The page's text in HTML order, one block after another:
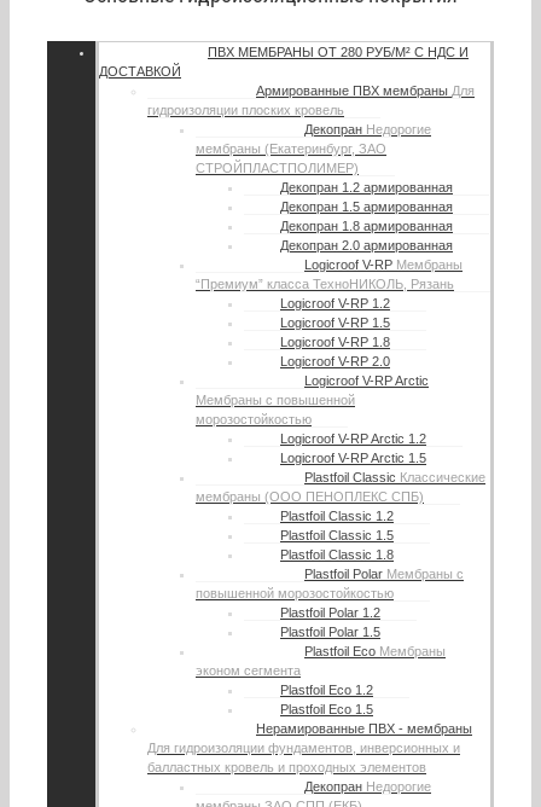
ПВХ МЕМБРАНЫ ОТ 280 РУБ/М² С НДС И
ДОСТАВКОЙ
Армированные ПВХ мембраны Для
гидроизоляции плоских кровель
Декопран Недорогие
мембраны (Екатеринбург, ЗАО
СТРОЙПЛАСТПОЛИМЕР)
Декопран 1.2 армированная
Декопран 1.5 армированная
Декопран 1.8 армированная
Декопран 2.0 армированная
Logicroof V-RP Мембраны
“Премиум” класса ТехноНИКОЛЬ, Рязань
Logicroof V-RP 1.2
Logicroof V-RP 1.5
Logicroof V-RP 1.8
Logicroof V-RP 2.0
Logicroof V-RP Arctic
Мембраны с повышенной
морозостойкостью
Logicroof V-RP Arctic 1.2
Logicroof V-RP Arctic 1.5
Plastfoil Classic Классические
мембраны (ООО ПЕНОПЛЕКС СПБ)
Plastfoil Classic 1.2
Plastfoil Classic 1.5
Plastfoil Classic 1.8
Plastfoil Polar Мембраны с
повышенной морозостойкостью
Plastfoil Polar 1.2
Plastfoil Polar 1.5
Plastfoil Eco Мембраны
эконом сегмента
Plastfoil Eco 1.2
Plastfoil Eco 1.5
Нерамированные ПВХ - мембраны
Для гидроизоляции фундаментов, инверсионных и
балластных кровель и проходных элементов
Декопран Недорогие